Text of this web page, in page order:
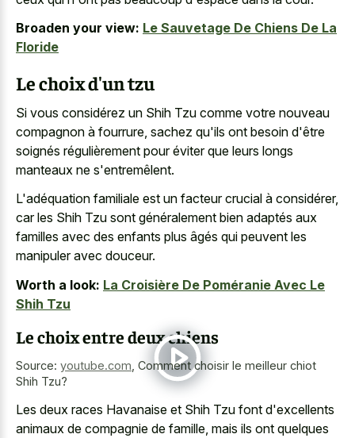
Broaden your view: Le Sauvetage De Chiens De La
Floride
Le choix d'un tzu
Si vous considérez un Shih Tzu comme votre nouveau
compagnon à fourrure, sachez qu'ils ont besoin d'être
soignés régulièrement pour éviter que leurs longs
manteaux ne s'entremêlent.
L'adéquation familiale est un facteur crucial à considérer,
car les Shih Tzu sont généralement bien adaptés aux
familles avec des enfants plus âgés qui peuvent les
manipuler avec douceur.
Worth a look: La Croisière De Poméranie Avec Le
Shih Tzu
Le choix entre deux chiens
Source: youtube.com, Comment choisir le meilleur chiot
Shih Tzu?
Les deux races Havanaise et Shih Tzu font d'excellents
animaux de compagnie de famille, mais ils ont quelques